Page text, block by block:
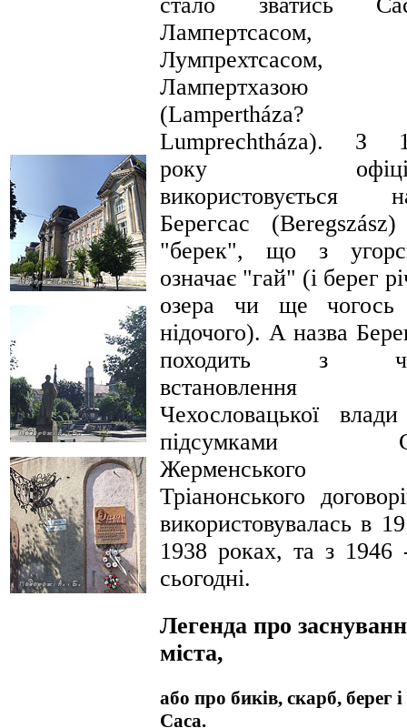
стало зватись
Лампертсасом,
Лумпрехтсасом,
Лампертхазою
(Lampertháza?
Lumprechtháza). З
року
використовується
Берегсас
"берек", що з
означає "гай" (і берег
озера чи ще чогось
нідочого). А назва
походить з
встановлення
Чехословацької
підсумками
Жерменського
Тріанонського
використовувалась в
1938 роках, та з 1946
сьогодні.
Легенда про
міста,
або про биків, скарб, берег і
Саса.